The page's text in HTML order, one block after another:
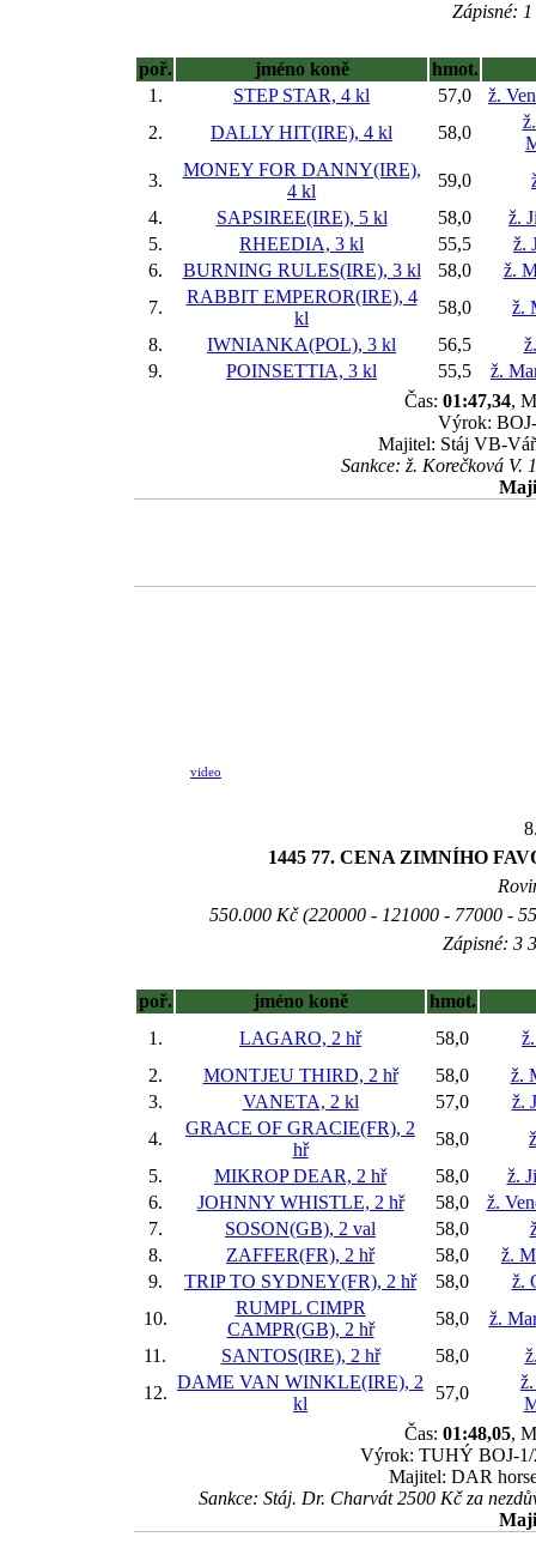
Zápisné:
poř. jméno koně
hmot.
1.
STEP STAR, 4 kl 57,0
ž.
2.
DALLY HIT(IRE), 4 kl 58,0
3.
MONEY FOR DANNY(IRE),
4 kl
59,0
4.
SAPSIREE(IRE), 5 kl 58,0
ž.
5.
RHEEDIA, 3 kl 55,5
ž.
6.
BURNING RULES(IRE), 3 kl 58,0
ž.
7.
RABBIT EMPEROR(IRE), 4
kl
58,0
ž.
8.
IWNIANKA(POL), 3 kl 56,5
9.
POINSETTIA, 3 kl 55,5
ž.
Čas: 01:47,34,
Výrok:
Majitel: Stáj VB-
Sankce: ž. Korečková V.
video
1445 77. CENA ZIMNÍHO
550.000 Kč (220000 - 121000 - 77000 -
Zápisné: 3
poř. jméno koně
hmot.
1.
LAGARO, 2 hř 58,0
2.
MONTJEU THIRD, 2 hř 58,0
ž.
3.
VANETA, 2 kl 57,0
ž.
4.
GRACE OF GRACIE(FR), 2
hř
58,0
5.
MIKROP DEAR, 2 hř 58,0
ž.
6.
JOHNNY WHISTLE, 2 hř 58,0
ž.
7.
SOSON(GB), 2 val 58,0
8.
ZAFFER(FR), 2 hř 58,0
ž.
9.
TRIP TO SYDNEY(FR), 2 hř 58,0
ž.
10.
RUMPL CIMPR
CAMPR(GB), 2 hř
58,0
ž.
11.
SANTOS(IRE), 2 hř 58,0
12.
DAME VAN WINKLE(IRE), 2
kl
57,0
Čas: 01:48,05,
Výrok: TUHÝ BOJ-1/
Majitel: DAR
Sankce: Stáj. Dr. Charvát 2500 Kč za